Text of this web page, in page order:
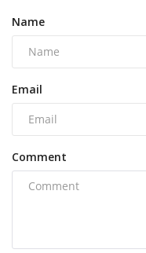
Name
Email
Comment